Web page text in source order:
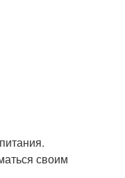
своим